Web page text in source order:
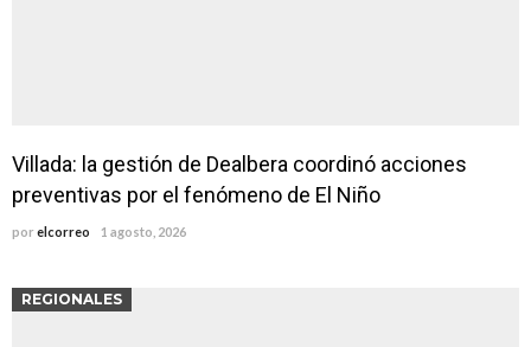
Villada: la gestión de Dealbera coordinó acciones
preventivas por el fenómeno de El Niño
por elcorreo 1 agosto, 2026
REGIONALES